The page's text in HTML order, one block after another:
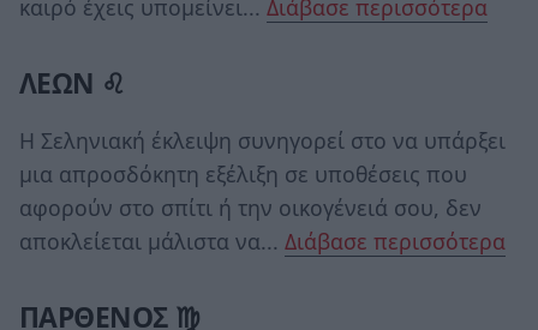
καιρό έχεις υπομείνει... Διάβασε περισσότερα
ΛΕΩΝ ♌
Η Σεληνιακή έκλειψη συνηγορεί στο να υπάρξει
μια απροσδόκητη εξέλιξη σε υποθέσεις που
αφορούν στο σπίτι ή την οικογένειά σου, δεν
αποκλείεται μάλιστα να... Διάβασε περισσότερα
ΠΑΡΘΕΝΟΣ ♍